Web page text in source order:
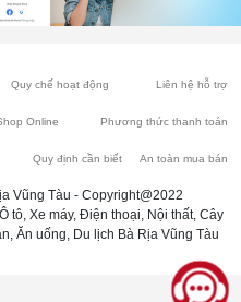
Quy chế hoạt động Liên hệ hỗ trợ
Online Phương thức thanh toán
Quy định cần biết An toàn mua bán
Vũng Tàu - Copyright@2022
tô, Xe máy, Điện thoại, Nội thất, Cây
Ăn uống, Du lịch Bà Rịa Vũng Tàu